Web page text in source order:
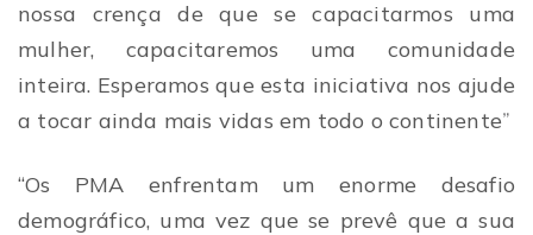
nossa crença de que se capacitarmos uma
mulher, capacitaremos uma comunidade
inteira. Esperamos que esta iniciativa nos ajude
a tocar ainda mais vidas em todo o continente”
“Os PMA enfrentam um enorme desafio
demográfico, uma vez que se prevê que a sua